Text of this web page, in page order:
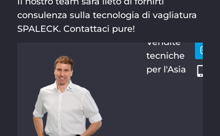
consulenza sulla tecnologia di vagliatura
SPALECK. Contattaci pure!
N
Vendite
tecniche
per l'Asia